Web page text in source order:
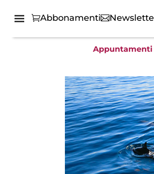
Abbonamenti
Appuntamenti